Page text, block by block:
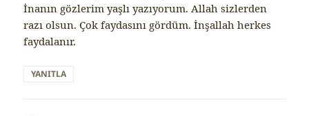
İnanın gözlerim yaşlı yazıyorum. Allah sizlerden
razı olsun. Çok faydasını gördüm. İnşallah herkes
faydalanır.
YANITLA